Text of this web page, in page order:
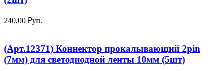
240,00 ₽уп.
(Арт.12371) Коннектор прокалывающий 2pin
(7мм) для светодиодной ленты 10мм (5шт)